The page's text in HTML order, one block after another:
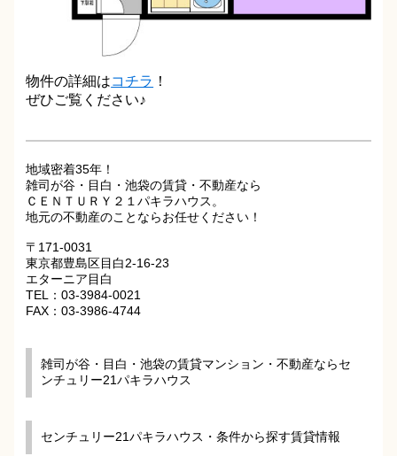
物件の詳細はコチラ ！
ぜひご覧ください♪
地域密着35年！
雑司が谷・目白・池袋の賃貸・不動産なら
ＣＥＮＴＵＲＹ２１パキラハウス。
地元の不動産のことならお任せください！
〒171-0031
東京都豊島区目白2-16-23
エターニア目白
TEL：03-3984-0021
FAX：03-3986-4744
雑司が谷・目白・池袋の賃貸マンション・不動産ならセ
ンチュリー21パキラハウス
センチュリー21パキラハウス・条件から探す賃貸情報